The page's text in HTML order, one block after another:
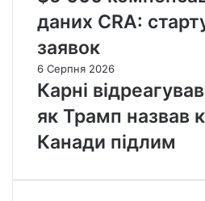
даних CRA:
заявок
6 Серпня 2026
Карні
як Трамп назвав
Канади підлим